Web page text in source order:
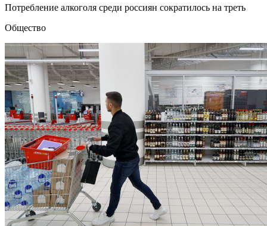
Потребление алкоголя среди россиян сократилось на треть
Общество